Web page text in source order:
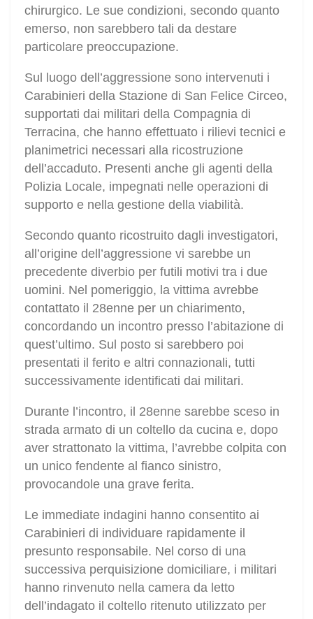
chirurgico. Le sue condizioni, secondo quanto
emerso, non sarebbero tali da destare
particolare preoccupazione.
Sul luogo dell’aggressione sono intervenuti i
Carabinieri della Stazione di San Felice Circeo,
supportati dai militari della Compagnia di
Terracina, che hanno effettuato i rilievi tecnici e
planimetrici necessari alla ricostruzione
dell’accaduto. Presenti anche gli agenti della
Polizia Locale, impegnati nelle operazioni di
supporto e nella gestione della viabilità.
Secondo quanto ricostruito dagli investigatori,
all’origine dell’aggressione vi sarebbe un
precedente diverbio per futili motivi tra i due
uomini. Nel pomeriggio, la vittima avrebbe
contattato il 28enne per un chiarimento,
concordando un incontro presso l’abitazione di
quest’ultimo. Sul posto si sarebbero poi
presentati il ferito e altri connazionali, tutti
successivamente identificati dai militari.
Durante l’incontro, il 28enne sarebbe sceso in
strada armato di un coltello da cucina e, dopo
aver strattonato la vittima, l’avrebbe colpita con
un unico fendente al fianco sinistro,
provocandole una grave ferita.
Le immediate indagini hanno consentito ai
Carabinieri di individuare rapidamente il
presunto responsabile. Nel corso di una
successiva perquisizione domiciliare, i militari
hanno rinvenuto nella camera da letto
dell’indagato il coltello ritenuto utilizzato per